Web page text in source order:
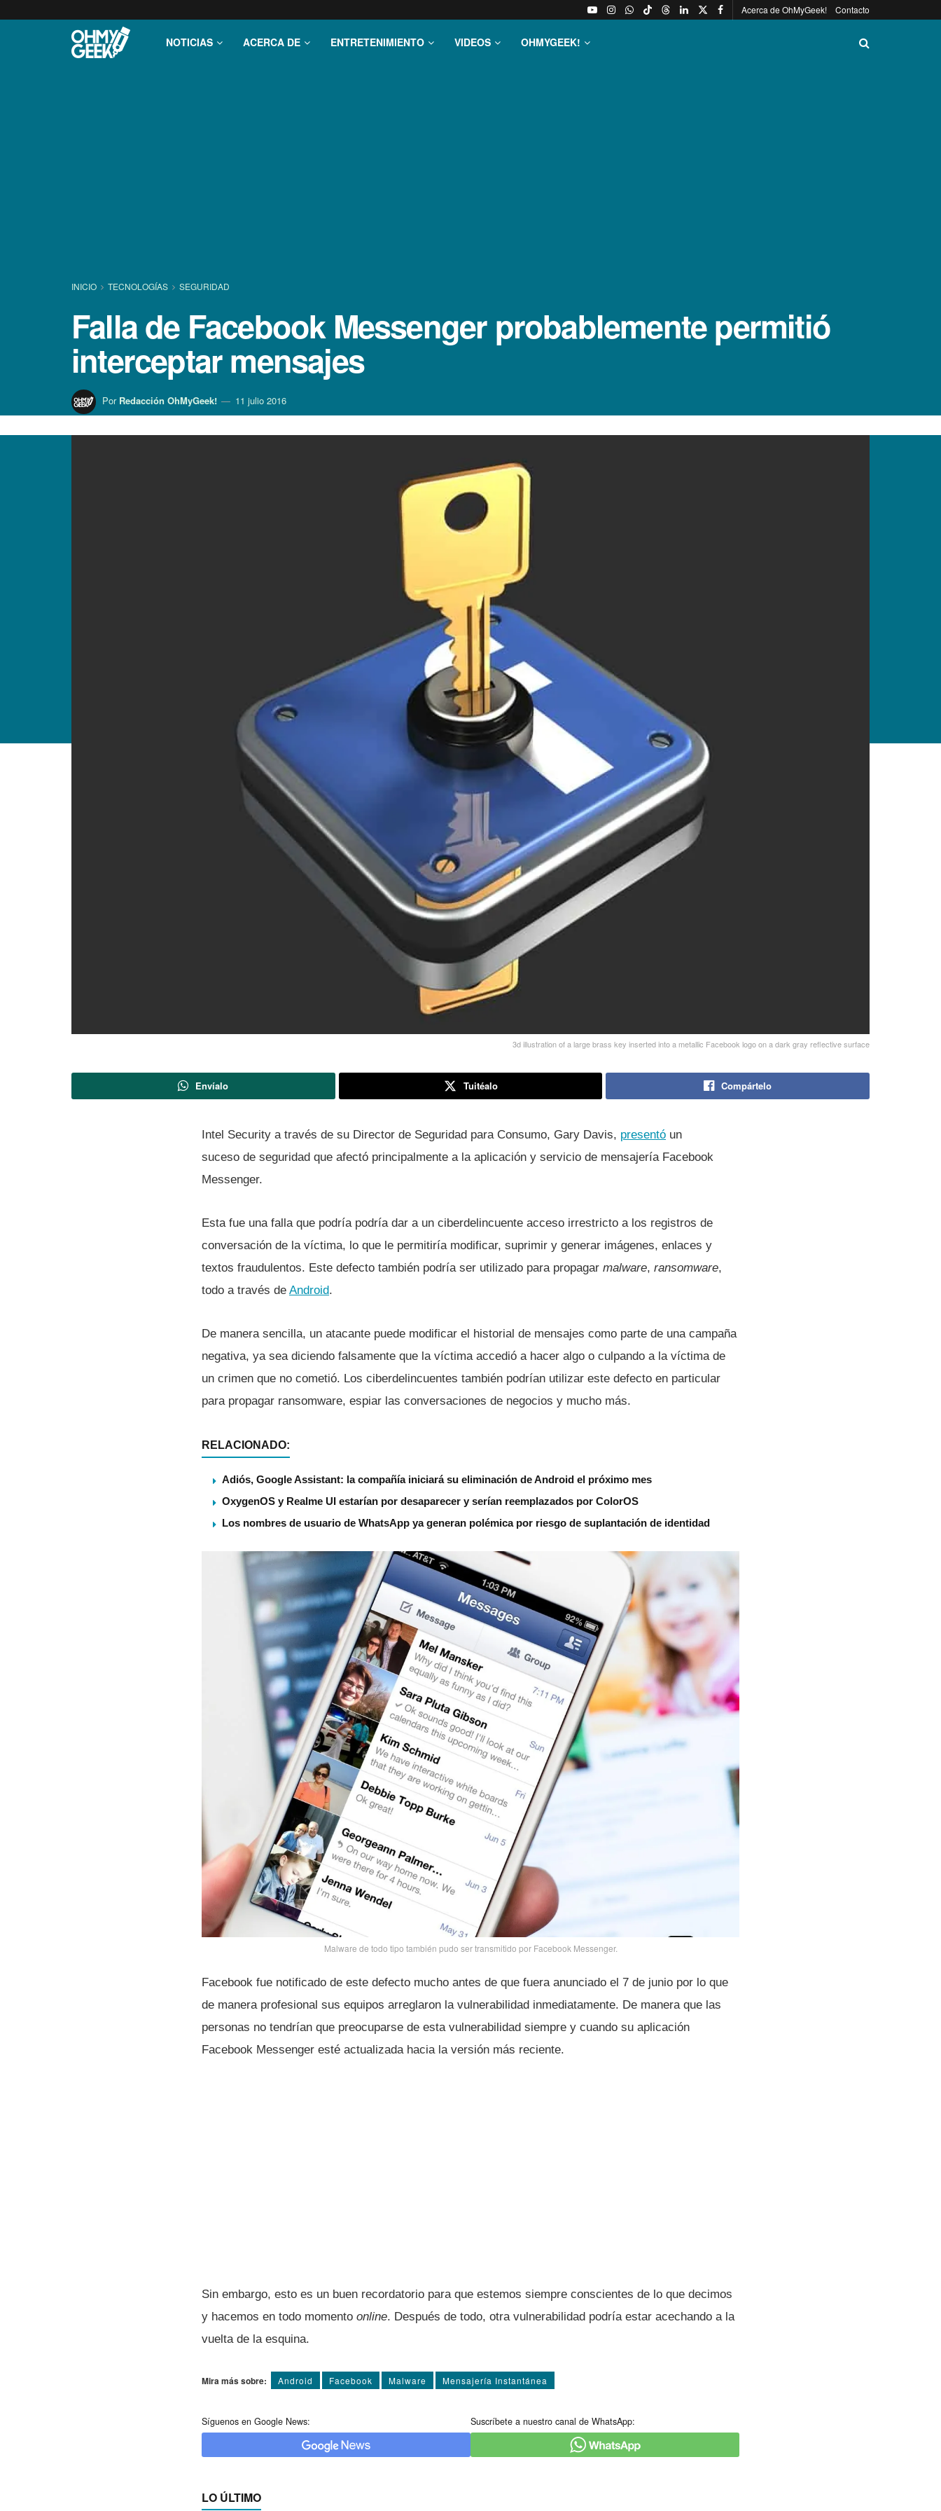
Acerca de OhMyGeek! Contacto
NOTICIAS ACERCA DE ENTRETENIMIENTO VIDEOS OHMYGEEK!
INICIO TECNOLOGÍ­AS SEGURIDAD
Falla de Facebook Messenger probablemente permitió
interceptar mensajes
Por Redacción OhMyGeek! 11 julio 2016
3d illustration of a large brass key inserted into a metallic Facebook logo on a dark gray reflective surface
Envíalo Tuitéalo Compártelo
Intel Security a través de su Director de Seguridad para Consumo, Gary Davis, presentó un
suceso de seguridad que afectó principalmente a la aplicación y servicio de mensajerí­a Facebook
Messenger.
Esta fue una falla que podrí­a podrí­a dar a un ciberdelincuente acceso irrestricto a los registros de
conversación de la ví­ctima, lo que le permitirí­a modificar, suprimir y generar imágenes, enlaces y
textos fraudulentos. Este defecto también podrí­a ser utilizado para propagar malware, ransomware,
todo a través de Android.
De manera sencilla, un atacante puede modificar el historial de mensajes como parte de una campaña
negativa, ya sea diciendo falsamente que la ví­ctima accedió a hacer algo o culpando a la ví­ctima de
un crimen que no cometió. Los ciberdelincuentes también podrí­an utilizar este defecto en particular
para propagar ransomware, espiar las conversaciones de negocios y mucho más.
RELACIONADO:
Adiós, Google Assistant: la compañía iniciará su eliminación de Android el próximo mes
OxygenOS y Realme UI estarían por desaparecer y serían reemplazados por ColorOS
Los nombres de usuario de WhatsApp ya generan polémica por riesgo de suplantación de identidad
Malware de todo tipo también pudo ser transmitido por Facebook Messenger.
Facebook fue notificado de este defecto mucho antes de que fuera anunciado el 7 de junio por lo que
de manera profesional sus equipos arreglaron la vulnerabilidad inmediatamente. De manera que las
personas no tendrí­an que preocuparse de esta vulnerabilidad siempre y cuando su aplicación
Facebook Messenger esté actualizada hacia la versión más reciente.
Sin embargo, esto es un buen recordatorio para que estemos siempre conscientes de lo que decimos
y hacemos en todo momento online. Después de todo, otra vulnerabilidad podrí­a estar acechando a la
vuelta de la esquina.
Mira más sobre: Android Facebook Malware Mensajería Instantánea
Síguenos en Google News: Suscríbete a nuestro canal de WhatsApp:
LO ÚLTIMO